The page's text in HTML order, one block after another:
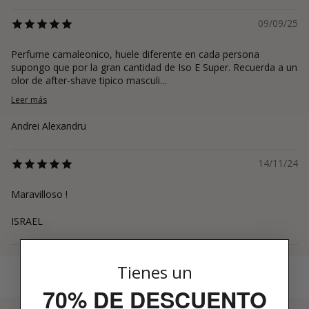
09/09/25
Perfume camaleonico, huele diferente en cada persona
supongo que por la gran cantidad de Iso E Super. Recuerda a un
olor de after-shave tipico masculi...
Leer más
Andrei Alexandru
14/11/24
Maravilloso !
ISRAEL
Tienes un
70% DE DESCUENTO